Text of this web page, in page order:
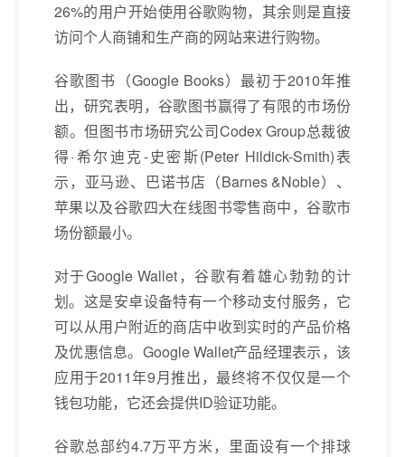
26%的用户开始使用谷歌购物，其余则是直接
访问个人商铺和生产商的网站来进行购物。
谷歌图书（Google Books）最初于2010年推
出，研究表明，谷歌图书赢得了有限的市场份
额。但图书市场研究公司Codex Group总裁彼
得·希尔迪克-史密斯(Peter Hildick-Smith)表
示，亚马逊、巴诺书店（Barnes &Noble）、
苹果以及谷歌四大在线图书零售商中，谷歌市
场份额最小。
对于Google Wallet，谷歌有着雄心勃勃的计
划。这是安卓设备特有一个移动支付服务，它
可以从用户附近的商店中收到实时的产品价格
及优惠信息。Google Wallet产品经理表示，该
应用于2011年9月推出，最终将不仅仅是一个
钱包功能，它还会提供ID验证功能。
谷歌总部约4.7万平方米，里面设有一个排球